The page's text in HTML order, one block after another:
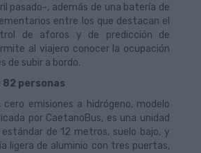
pasado-, además de una batería de
entre los que destacan el
de aforos y de predicción de
al viajero conocer la ocupación
de subir a bordo.
82 personas
cero emisiones a hidrógeno, modelo
por CaetanoBus, es una unidad
de 12 metros, suelo bajo, y
ligera de aluminio con tres puertas,